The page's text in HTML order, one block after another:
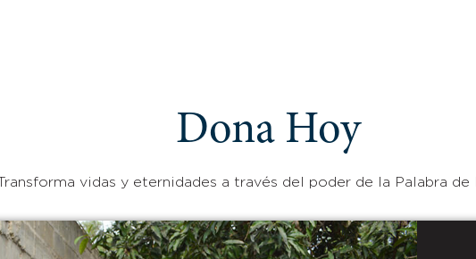
Dona Hoy
Transforma vidas y eternidades a través del poder de la Palabra de